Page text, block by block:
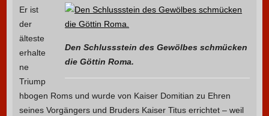
Den Schlussstein des Gewölbes schmücken
die Göttin Roma.
Er ist
der
älteste
erhalte
ne
Triump
hbogen Roms und wurde von Kaiser Domitian zu Ehren
seines Vorgängers und Bruders Kaiser Titus errichtet – weil